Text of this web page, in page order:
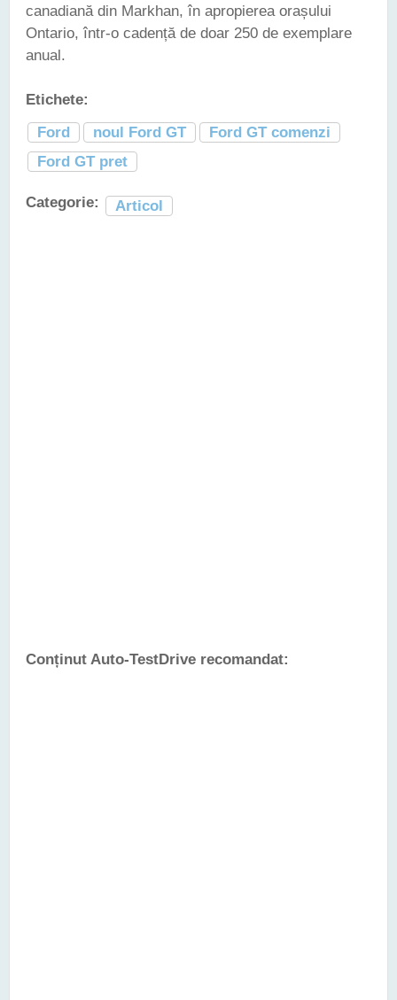
canadiană din Markhan, în apropierea orașului
Ontario, într-o cadență de doar 250 de exemplare
anual.
Etichete:
Ford
noul Ford GT
Ford GT comenzi
Ford GT pret
Categorie: Articol
Conținut Auto-TestDrive recomandat: